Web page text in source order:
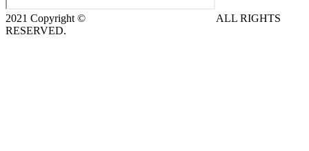
2021 Copyright ©
ALL RIGHTS
RESERVED.